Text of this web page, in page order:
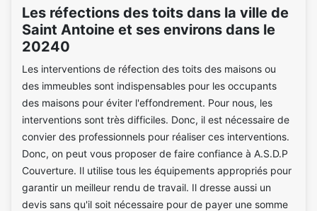
Les réfections des toits dans la ville de
Saint Antoine et ses environs dans le
20240
Les interventions de réfection des toits des maisons ou
des immeubles sont indispensables pour les occupants
des maisons pour éviter l'effondrement. Pour nous, les
interventions sont très difficiles. Donc, il est nécessaire de
convier des professionnels pour réaliser ces interventions.
Donc, on peut vous proposer de faire confiance à A.S.D.P
Couverture. Il utilise tous les équipements appropriés pour
garantir un meilleur rendu de travail. Il dresse aussi un
devis sans qu'il soit nécessaire pour de payer une somme